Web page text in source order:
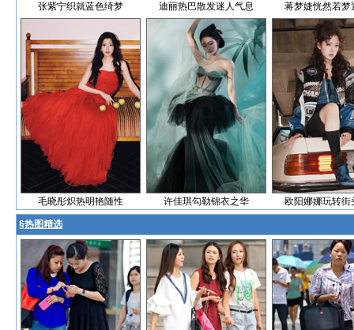
张紫宁织就蓝色绮梦 迪丽热巴散发迷人气息 蒋梦婕恍然若梦
毛晓彤炽热明艳随性 许佳琪勾勒锦衣之华 欧阳娜娜玩转街
§热图精选